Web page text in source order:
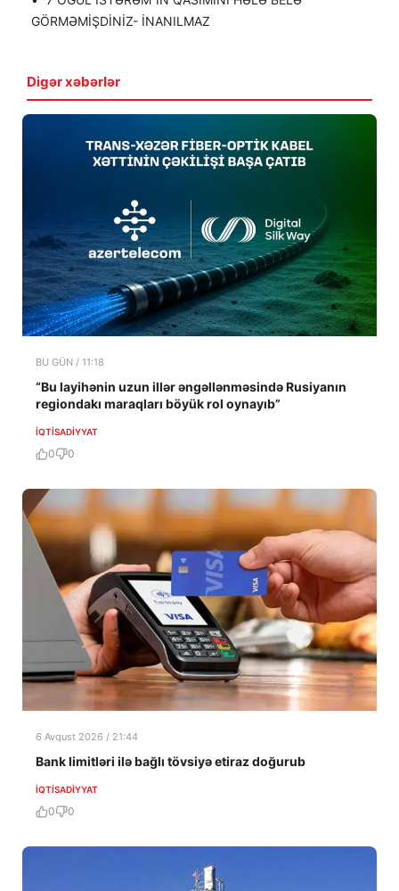
GÖRMƏMİŞDİNİZ- İNANILMAZ
Digər xəbərlər
BU GÜN / 11:18
“Bu layihənin uzun illər əngəllənməsində Rusiyanın
regiondakı maraqları böyük rol oynayıb”
İQTISADIYYAT
0 0
6 Avqust 2026 / 21:44
Bank limitləri ilə bağlı tövsiyə etiraz doğurub
İQTISADIYYAT
0 0